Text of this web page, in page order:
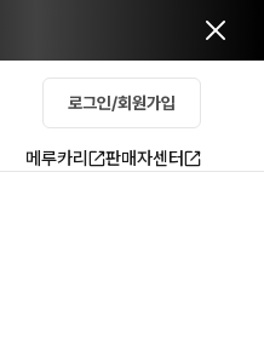
로그인/회원가입
메루카리 판매자센터